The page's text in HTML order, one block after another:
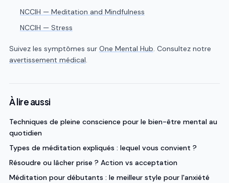
NCCIH — Meditation and Mindfulness
NCCIH — Stress
Suivez les symptômes sur One Mental Hub. Consultez notre
avertissement médical.
À lire aussi
Techniques de pleine conscience pour le bien-être mental au
quotidien
Types de méditation expliqués : lequel vous convient ?
Résoudre ou lâcher prise ? Action vs acceptation
Méditation pour débutants : le meilleur style pour l'anxiété